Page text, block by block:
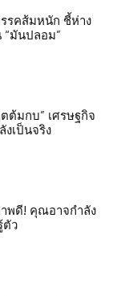
รคส้มหนัก ชี้ห่าง
“มันปลอม”
ต้มกบ” เศรษฐกิจ
เป็นจริง
พดี! คุณอาจกำลัง
ตัว